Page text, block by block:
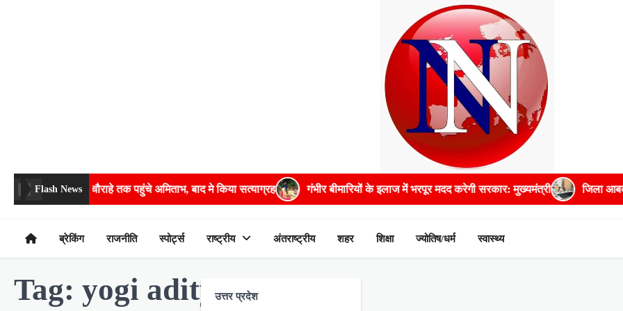
Flash News
फांदकर चौराहे तक पहुंचे अमिताभ, बाद मे किया सत्याग्रह गंभीर बीमारियों के इलाज में भरपूर मदद करेगी सरकार: मुख्यमंत्री जिला आबकारी
ब्रेकिंग राजनीति स्पोर्ट्स राष्ट्रीय
उत्तर प्रदेश
अंतराष्ट्रीय शहर शिक्षा ज्योतिष/धर्म स्वास्थ्य
Tag: yogi aditya nath